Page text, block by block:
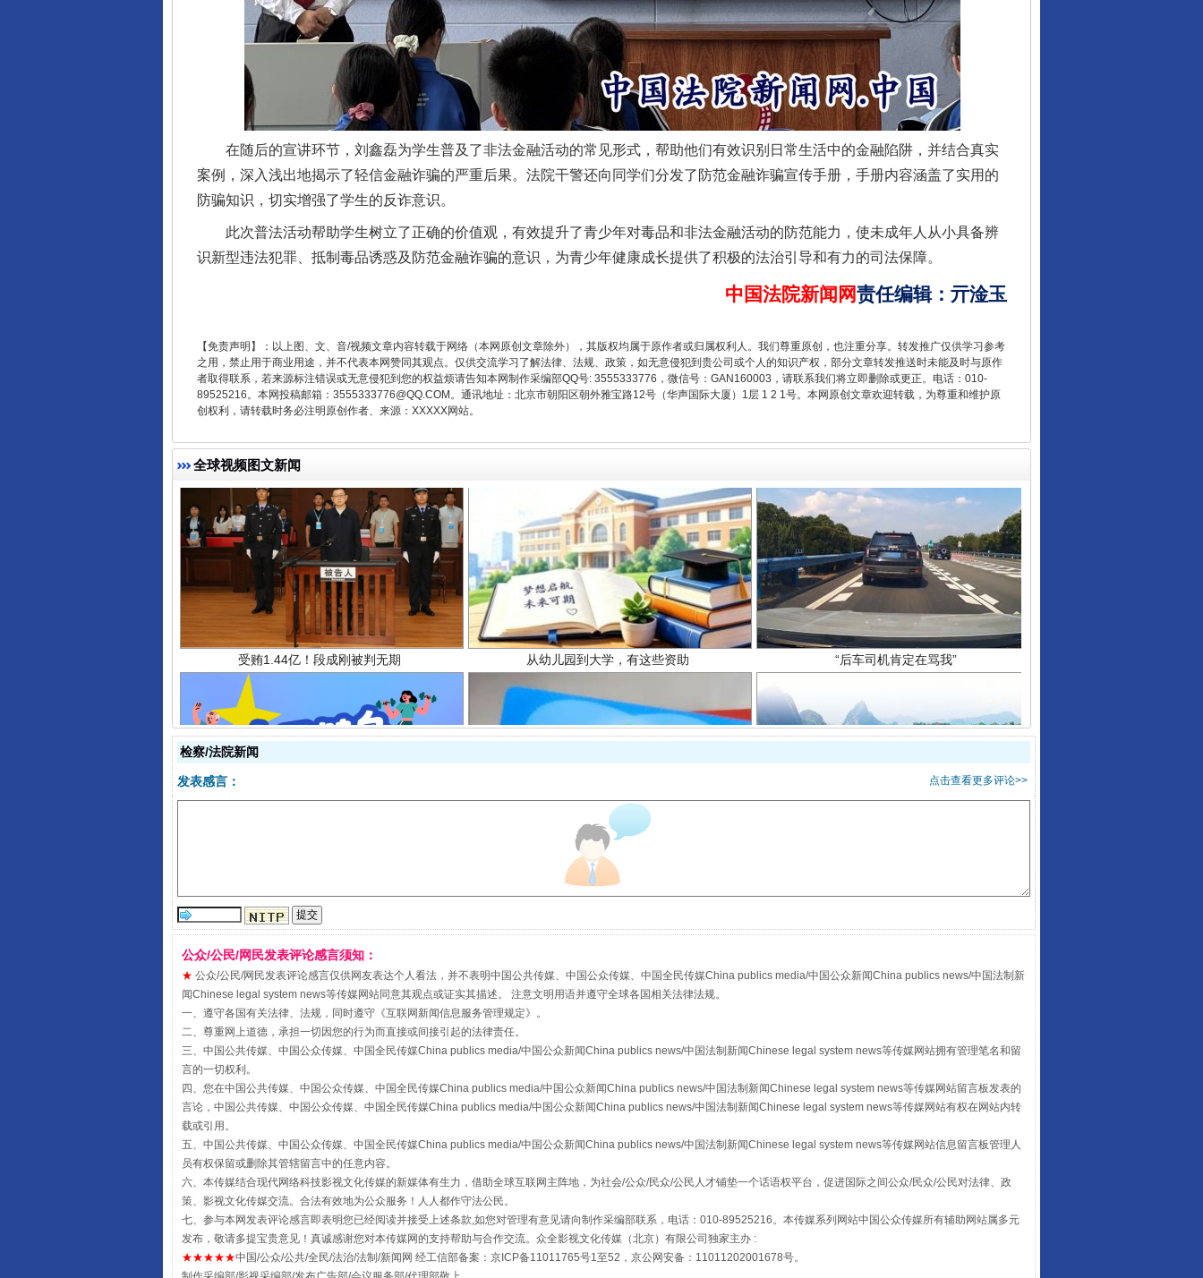
在随后的宣讲环节，刘鑫磊为学生普及了非法金融活动的常见形式，帮助他们有效识别日常生活中的金融陷阱，并结合真实
案例，深入浅出地揭示了轻信金融诈骗的严重后果。法院干警还向同学们分发了防范金融诈骗宣传手册，手册内容涵盖了实用的
防骗知识，切实增强了学生的反诈意识。
此次普法活动帮助学生树立了正确的价值观，有效提升了青少年对毒品和非法金融活动的防范能力，使未成年人从小具备辨
识新型违法犯罪、抵制毒品诱惑及防范金融诈骗的意识，为青少年健康成长提供了积极的法治引导和有力的司法保障。
中国法院新闻网责任编辑： 亓淦玉
【免责声明】：以上图、文、音/视频文章内容转载于网络（本网原创文章除外），其版权均属于原作者或归属权利人。我们尊重原创，也注重分享。转发推广仅供学习参考
之用，禁止用于商业用途，并不代表本网赞同其观点。仅供交流学习了解法律、法规、政策，如无意侵犯到贵公司或个人的知识产权，部分文章转发推送时未能及时与原作
者取得联系，若来源标注错误或无意侵犯到您的权益烦请告知本网制作采编部QQ号: 3555333776，微信号：GAN160003，请联系我们将立即删除或更正。电话：010-
89525216。本网投稿邮箱：3555333776@QQ.COM。通讯地址：北京市朝阳区朝外雅宝路12号（华声国际大厦）1层 1 2 1号。本网原创文章欢迎转载，为尊重和维护原
创权利，请转载时务必注明原创作者、来源：XXXXX网站。
全球视频图文新闻
千年窑火 生生不息 一批国家标准开始实施 从数据变化看反腐深化
受贿1.44亿！段成刚被判无期 从幼儿园到大学，有这些资助 “后车司机肯定在骂我”
全民健身五年计划来了！等你上场
阿坝州三大球赛在茂县开幕 规模最大的光氢储一体化项目
国家大学科技园优化重塑工作 镜头丨大暑三秋近 山西：不断增强治理腐败综合效能
检察/法院新闻
点击查看更多评论>>
发表感言：
公众/公民/网民发表评论感言须知：
★ 公众/公民/网民发表评论感言仅供网友表达个人看法，并不表明中国公共传媒、中国公众传媒、中国全民传媒China publics media/中国公众新闻China publics news/中国法制新
闻Chinese legal system news等传媒网站同意其观点或证实其描述。 注意文明用语并遵守全球各国相关法律法规。
一、遵守各国有关法律、法规，同时遵守《互联网新闻信息服务管理规定》。
二、尊重网上道德，承担一切因您的行为而直接或间接引起的法律责任。
三、中国公共传媒、中国公众传媒、中国全民传媒China publics media/中国公众新闻China publics news/中国法制新闻Chinese legal system news等传媒网站拥有管理笔名和留
言的一切权利。
四、您在中国公共传媒、中国公众传媒、中国全民传媒China publics media/中国公众新闻China publics news/中国法制新闻Chinese legal system news等传媒网站留言板发表的
言论，中国公共传媒、中国公众传媒、中国全民传媒China publics media/中国公众新闻China publics news/中国法制新闻Chinese legal system news等传媒网站有权在网站内转
载或引用。
五、中国公共传媒、中国公众传媒、中国全民传媒China publics media/中国公众新闻China publics news/中国法制新闻Chinese legal system news等传媒网站信息留言板管理人
员有权保留或删除其管辖留言中的任意内容。
六、本传媒结合现代网络科技影视文化传媒的新媒体有生力，借助全球互联网主阵地，为社会/公众/民众/公民人才铺垫一个话语权平台，促进国际之间公众/民众/公民对法律、政
策、影视文化传媒交流。合法有效地为公众服务！人人都作守法公民。
七、参与本网发表评论感言即表明您已经阅读并接受上述条款,如您对管理有意见请向制作采编部联系，电话：010-89525216。本传媒系列网站中国公众传媒所有辅助网站属多元
发布，敬请多提宝贵意见！真诚感谢您对本传媒网的支持帮助与合作交流。众全影视文化传媒（北京）有限公司独家主办 :
★★★★★中国/公众/公共/全民/法治/法制/新闻网 经工信部备案：京ICP备11011765号1至52，京公网安备：11011202001678号。